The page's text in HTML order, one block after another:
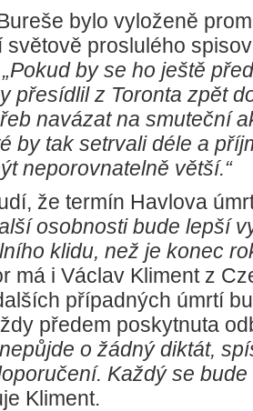
bylo vyloženě
světově proslulého
„Pokud by se ho ještě
přesídlil z Toronta zpět
navázat na smuteční
by tak setrvali déle a
neporovnatelně větší.“
že termín Havlova
osobnosti bude lepší
klidu, než je konec
má i Václav Kliment z
případných úmrtí
předem poskytnuta
o žádný diktát,
Každý se
Kliment.